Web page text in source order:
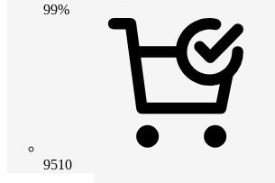
99%
9510